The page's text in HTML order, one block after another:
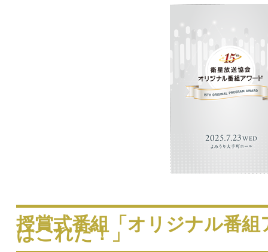
授賞式番組「オリジナル番組
はこれだ！」